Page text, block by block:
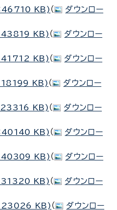
46710 KB) （
ダウンロー
43819 KB) （
ダウンロー
41712 KB) （
ダウンロー
18199 KB) （
ダウンロー
23316 KB) （
ダウンロー
40140 KB) （
ダウンロー
40309 KB) （
ダウンロー
31320 KB) （
ダウンロー
23026 KB) （
ダウンロー